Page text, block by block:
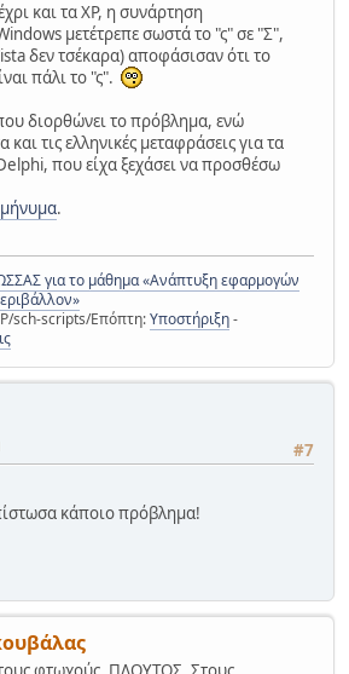
και τα XP, η συνάρτηση
μετέτρεπε σωστά το "ς" σε "Σ",
δεν τσέκαρα) αποφάσισαν ότι το
πάλι το "ς".
διορθώνει το πρόβλημα, ενώ
τις ελληνικές μεταφράσεις για τα
που είχα ξεχάσει να προσθέσω
.
για το μάθημα «Ανάπτυξη εφαρμογών
sch-scripts/Επόπτη:Υποστήριξη-
#7
κάποιο πρόβλημα!